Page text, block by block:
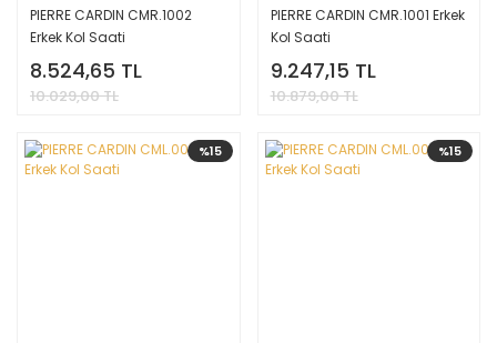
PIERRE CARDIN CMR.1002
Erkek Kol Saati
8.524,65 TL
10.029,00 TL
PIERRE CARDIN CMR.1001 Erkek
Kol Saati
9.247,15 TL
10.879,00 TL
%15 %15